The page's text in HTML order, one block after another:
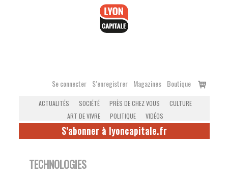
Se connecter S’enregistrer Magazines Boutique
Voir
ACTUALITÉS SOCIÉTÉ PRÈS DE CHEZ VOUS
CULTURE
ART DE VIVRE
POLITIQUE VIDÉOS
S'abonner à lyoncapitale.fr
TECHNOLOGIES